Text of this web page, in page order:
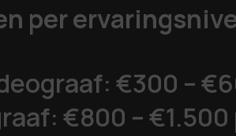
per
€300 –
€800 – €1.500